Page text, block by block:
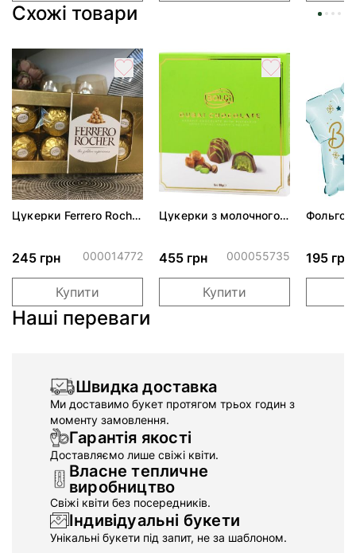
Схожі товари
Цукерки Ferrero Rocher
245 грн 000014772
Купити
Цукерки з молочного
фісташковим кремом
96 г
455 грн 000055735
Купити
195 грн
Наші переваги
Швидка доставка
Ми доставимо букет протягом трьох годин з
моменту замовлення.
Гарантія якості
Доставляємо лише свіжі квіти.
Власне тепличне
виробництво
Свіжі квіти без посередників.
Індивідуальні букети
Унікальні букети під запит, не за шаблоном.